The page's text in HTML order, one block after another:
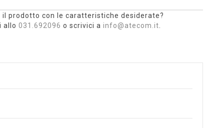
il prodotto con le caratteristiche desiderate?
allo 031.692096 o scrivici a info@atecom.it